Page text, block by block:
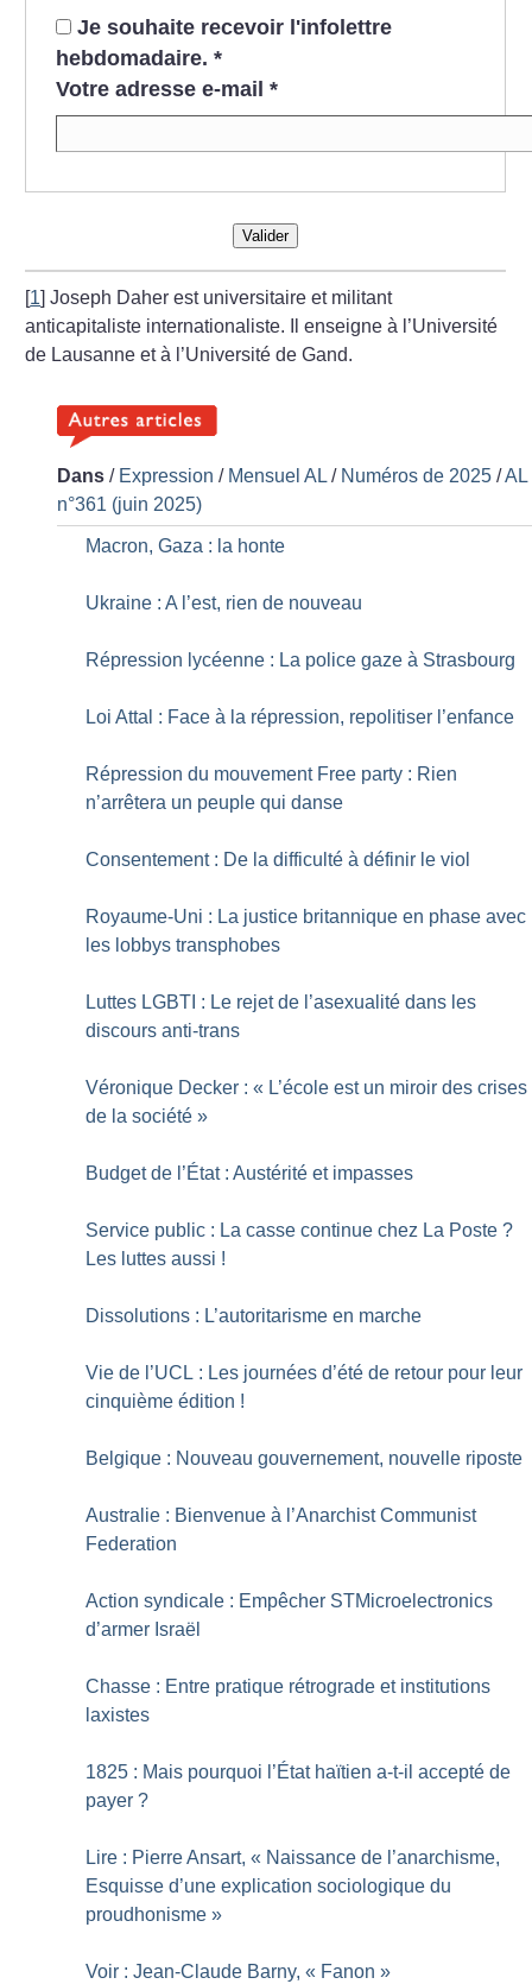
Je souhaite recevoir l'infolettre
hebdomadaire. *
Votre adresse e-mail *
Valider
[1]Joseph Daher est universitaire et militant
anticapitaliste internationaliste. Il enseigne à l’Université
de Lausanne et à l’Université de Gand.
Dans / Expression / Mensuel AL / Numéros de 2025 /AL
n°361 (juin 2025)
Macron, Gaza : la honte
Ukraine : A l’est, rien de nouveau
Répression lycéenne : La police gaze à Strasbourg
Loi Attal : Face à la répression, repolitiser l’enfance
Répression du mouvement Free party : Rien
n’arrêtera un peuple qui danse
Consentement : De la difficulté à définir le viol
Royaume-Uni : La justice britannique en phase avec
les lobbys transphobes
Luttes LGBTI : Le rejet de l’asexualité dans les
discours anti-trans
Véronique Decker : « L’école est un miroir des crises
de la société »
Budget de l’État : Austérité et impasses
Service public : La casse continue chez La Poste ?
Les luttes aussi !
Dissolutions : L’autoritarisme en marche
Vie de l’UCL : Les journées d’été de retour pour leur
cinquième édition !
Belgique : Nouveau gouvernement, nouvelle riposte
Australie : Bienvenue à l’Anarchist Communist
Federation
Action syndicale : Empêcher STMicroelectronics
d’armer Israël
Chasse : Entre pratique rétrograde et institutions
laxistes
1825 : Mais pourquoi l’État haïtien a-t-il accepté de
payer ?
Lire : Pierre Ansart, « Naissance de l’anarchisme,
Esquisse d’une explication sociologique du
proudhonisme »
Voir : Jean-Claude Barny, « Fanon »